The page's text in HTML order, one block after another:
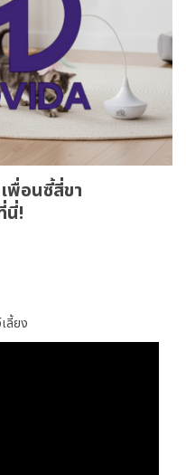
พื่อนซี้สี่ขา
นี่!
ลี้ยง